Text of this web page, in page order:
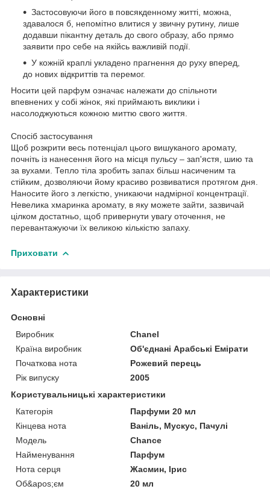
Застосовуючи його в повсякденному житті, можна,
здавалося б, непомітно влитися у звичну рутину, лише
додавши пікантну деталь до свого образу, або прямо
заявити про себе на якійсь важливій події.
У кожній краплі укладено прагнення до руху вперед,
до нових відкриттів та перемог.
Носити цей парфум означає належати до спільноти
впевнених у собі жінок, які приймають виклики і
насолоджуються кожною миттю свого життя.
Спосіб застосування
Щоб розкрити весь потенціал цього вишуканого аромату,
почніть із нанесення його на місця пульсу – зап'ястя, шию та
за вухами. Тепло тіла зробить запах більш насиченим та
стійким, дозволяючи йому красиво розвиватися протягом дня.
Наносите його з легкістю, уникаючи надмірної концентрації.
Невелика хмаринка аромату, в яку можете зайти, зазвичай
цілком достатньо, щоб привернути увагу оточення, не
перевантажуючи їх великою кількістю запаху.
Приховати
Характеристики
Основні
Виробник
Chanel
Країна виробник
Об'єднані Арабські Емірати
Початкова нота
Рожевий перець
Рік випуску
2005
Користувальницькі характеристики
Категорія
Парфуми 20 мл
Кінцева нота
Ваніль, Мускус, Пачулі
Мoдель
Сhance
Найменування
Парфум
Нота серця
Жасмин, Ірис
Об&apos;єм
20 мл